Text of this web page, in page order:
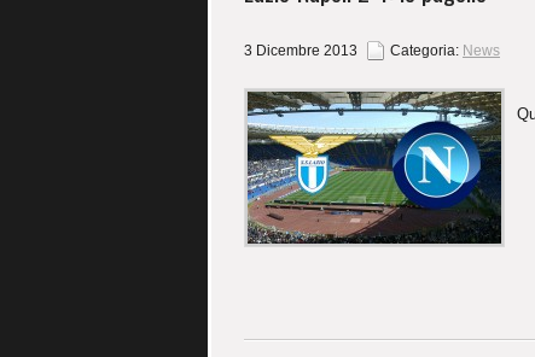
3 Dicembre 2013 Categoria: News